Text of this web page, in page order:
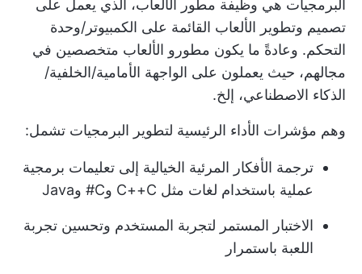
البرمجيات هي وظيفة مطور الألعاب، الذي يعمل على
تصميم وتطوير الألعاب القائمة على الكمبيوتر/وحدة
التحكم. وعادةً ما يكون مطورو الألعاب متخصصين في
مجالهم، حيث يعملون على الواجهة الأمامية/الخلفية/
الذكاء الاصطناعي، إلخ.
وهم مؤشرات الأداء الرئيسية لتطوير البرمجيات تشمل:
ترجمة الأفكار المرئية الخيالية إلى تعليمات برمجية
عملية باستخدام لغات مثل C++C وC# وJava
الاختبار المستمر لتجربة المستخدم وتحسين تجربة
اللعبة باستمرار